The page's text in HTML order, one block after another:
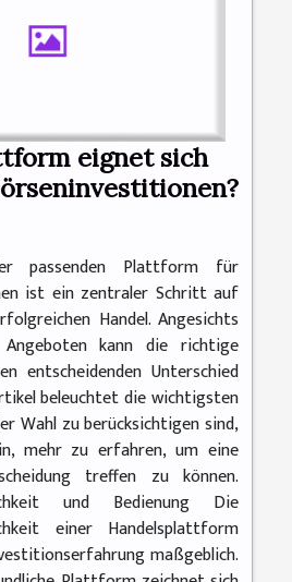
eignet sich
passenden Plattform für
ist ein zentraler Schritt auf
Handel. Angesichts
kann die richtige
entscheidenden Unterschied
beleuchtet die wichtigsten
Wahl zu berücksichtigen sind,
mehr zu erfahren, um eine
treffen zu können.
und Bedienung Die
einer Handelsplattform
maßgeblich.